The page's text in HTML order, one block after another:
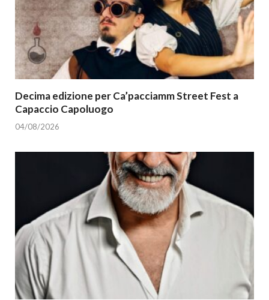
Decima edizione per Ca’pacciamm Street Fest a
Capaccio Capoluogo
04/08/2026